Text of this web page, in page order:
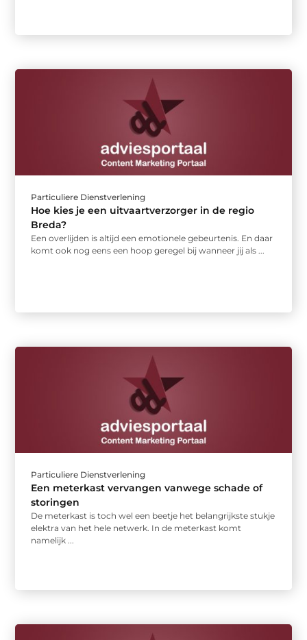
Particuliere Dienstverlening
Hoe kies je een uitvaartverzorger in de regio
Breda?
Een overlijden is altijd een emotionele gebeurtenis. En daar
komt ook nog eens een hoop geregel bij wanneer jij als ...
Particuliere Dienstverlening
Een meterkast vervangen vanwege schade of
storingen
De meterkast is toch wel een beetje het belangrijkste stukje
elektra van het hele netwerk. In de meterkast komt
namelijk ...